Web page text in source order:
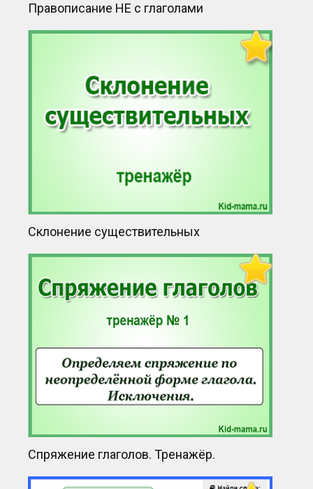
Правописание НЕ с глаголами
Склонение существительных
Спряжение глаголов. Тренажёр.